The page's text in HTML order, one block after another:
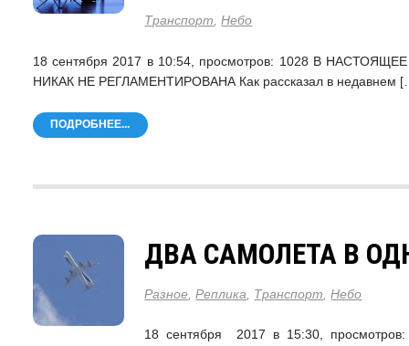
Транспорт,Небо
18 сентября 2017 в 10:54, просмотров: 1028 В
НИКАК НЕ РЕГЛАМЕНТИРОВАНА Как рассказал в недавнем
ПОДРОБНЕЕ...
ДВА САМОЛЕТА В
Разное ,Реплика Транспорт ,Небо
18 сентября 2017 в 15:30,